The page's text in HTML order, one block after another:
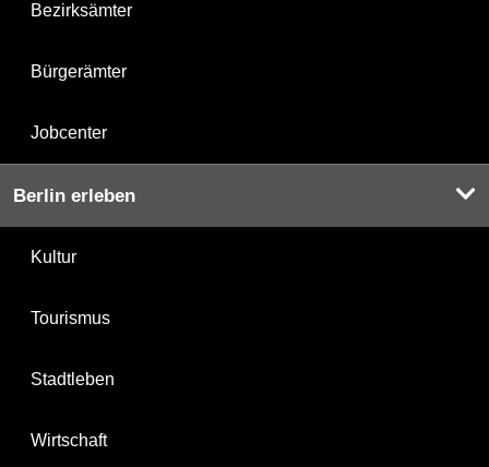
Bezirksämter
Bürgerämter
Jobcenter
Berlin erleben
Kultur
Tourismus
Stadtleben
Wirtschaft